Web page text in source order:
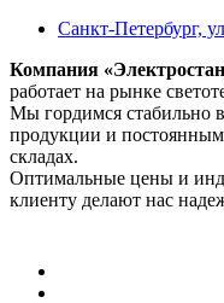
Санкт-Петербург,
Компания
работает на рынке
Мы гордимся стабильно
продукции и
складах.
Оптимальные цены и
клиенту делают нас